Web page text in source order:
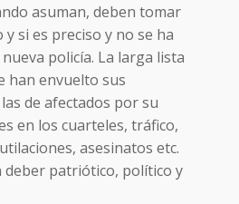
asuman, deben tomar
si es preciso y no se ha
policía. La larga lista
han envuelto sus
de afectados por su
en los cuarteles, tráfico,
asesinatos etc.
deber patriótico, político y